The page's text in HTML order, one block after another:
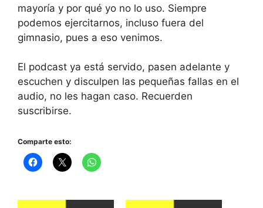
mayoría y por qué yo no lo uso. Siempre
podemos ejercitarnos, incluso fuera del
gimnasio, pues a eso venimos.
El podcast ya está servido, pasen adelante y
escuchen y disculpen las pequeñas fallas en el
audio, no les hagan caso. Recuerden
suscribirse.
Comparte esto: